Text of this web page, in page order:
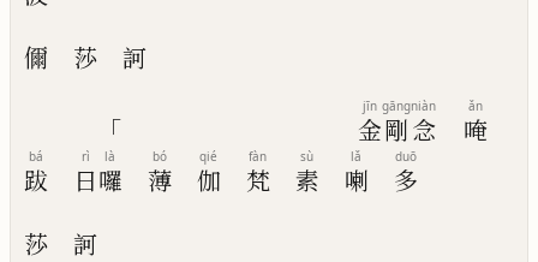
儞 莎 訶
「 金
jīn
剛
gāng
念
niàn
唵
ǎn
跋
bá
日
rì
囉
là
薄
bó
伽
qié
梵
fàn
素
sù
喇
lǎ
多
duō
莎 訶